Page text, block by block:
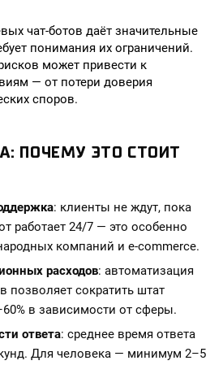
чат-ботов даёт значительные
понимания их ограничений.
может привести к
— от потери доверия
споров.
ПОЧЕМУ ЭТО СТОИТ
: клиенты не ждут, пока
работает 24/7 — это особенно
компаний и e-commerce.
расходов: автоматизация
позволяет сократить штат
в зависимости от сферы.
ответа: среднее время ответа
Для человека — минимум 2–5